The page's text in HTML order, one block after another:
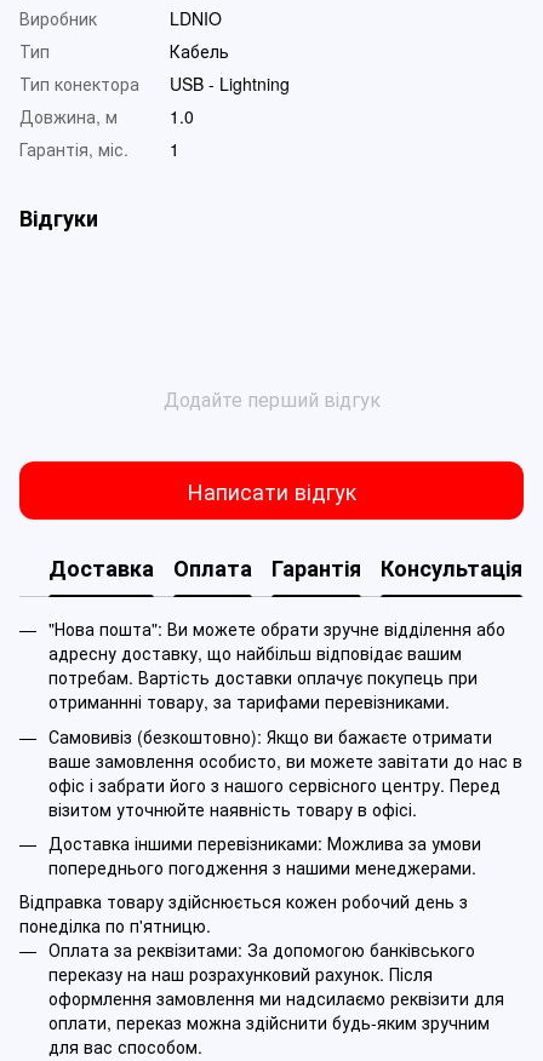
Виробник
LDNIO
Тип
Кабель
Тип конектора
USB - Lightning
Довжина, м
1.0
Гарантія, міс.
1
Відгуки
Додайте перший відгук
Написати відгук
Доставка Оплата Гарантія Консультація
"Нова пошта": Ви можете обрати зручне відділення або
адресну доставку, що найбільш відповідає вашим
потребам. Вартість доставки оплачує покупець при
отриманнні товару, за тарифами перевізниками.
Самовивіз (безкоштовно): Якщо ви бажаєте отримати
ваше замовлення особисто, ви можете завітати до нас в
офіс і забрати його з нашого сервісного центру. Перед
візитом уточнюйте наявність товару в офісі.
Доставка іншими перевізниками: Можлива за умови
попереднього погодження з нашими менеджерами.
Відправка товару здійснюється кожен робочий день з
понеділка по п'ятницю.
Оплата за реквізитами: За допомогою банківського
переказу на наш розрахунковий рахунок. Після
оформлення замовлення ми надсилаємо реквізити для
оплати, переказ можна здійснити будь-яким зручним
для вас способом.